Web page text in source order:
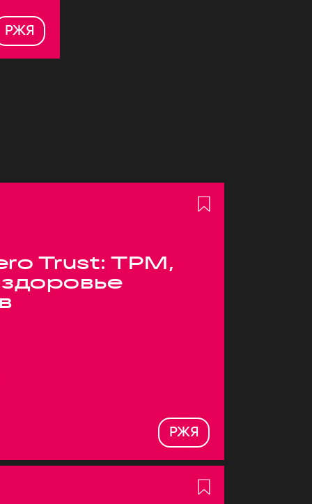
РЖЯ
Trust: TPM,
РЖЯ